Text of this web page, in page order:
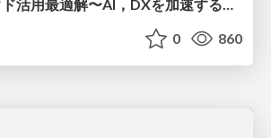
製造業のクラウド活用最適解〜AI，DXを加速するデータ基盤の作り方〜
0 860